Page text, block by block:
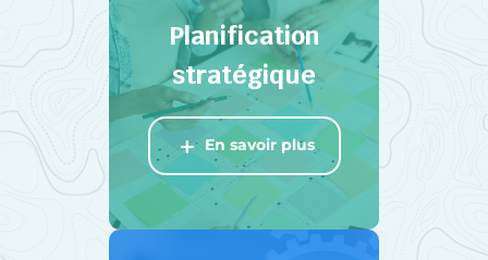
Planification
stratégique
En savoir plus